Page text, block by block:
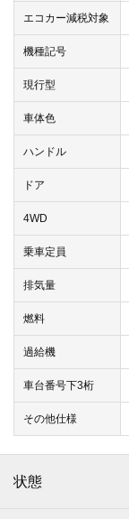
エコカー減税対象
機種記号
現行型
車体色
ハンドル
ドア
4WD
乗車定員
排気量
燃料
過給機
車台番号下3桁
その他仕様
状態